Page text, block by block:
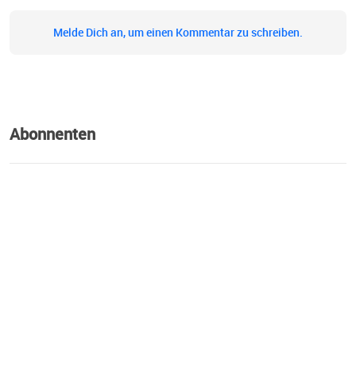
Melde Dich an, um einen Kommentar zu schreiben.
Abonnenten